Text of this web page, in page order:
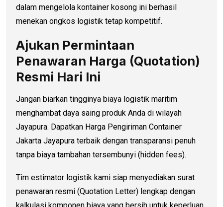
dalam mengelola kontainer kosong ini berhasil
menekan ongkos logistik tetap kompetitif.
Ajukan Permintaan
Penawaran Harga (Quotation)
Resmi Hari Ini
Jangan biarkan tingginya biaya logistik maritim
menghambat daya saing produk Anda di wilayah
Jayapura. Dapatkan Harga Pengiriman Container
Jakarta Jayapura terbaik dengan transparansi penuh
tanpa biaya tambahan tersembunyi (hidden fees).
Tim estimator logistik kami siap menyediakan surat
penawaran resmi (Quotation Letter) lengkap dengan